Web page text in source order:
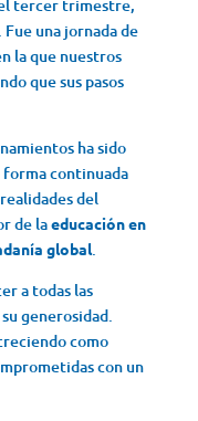
tercer trimestre,
una jornada de
la que nuestros
que sus pasos
ha sido
continuada
del
de laeducación en
global.
a todas las
generosidad.
como
con un